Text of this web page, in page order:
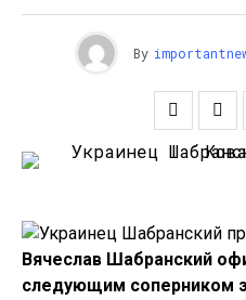
By
Вячеслав Шабранский
следующим соперником